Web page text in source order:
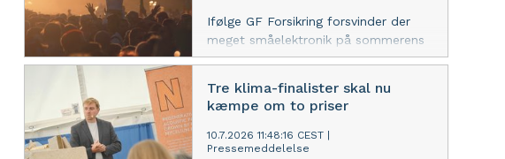
Ifølge GF Forsikring forsvinder der
meget småelektronik på sommerens
festivaler som følge af både tyverier
simpelt råd kan man dog nedbringe
risikoen for at miste sine
værdigenstande uden at gå glip af
festen, lyder det.
Tre klima-finalister skal nu
kæmpe om to priser
10.7.2026 11:48:16 CEST
Pressemeddelelse